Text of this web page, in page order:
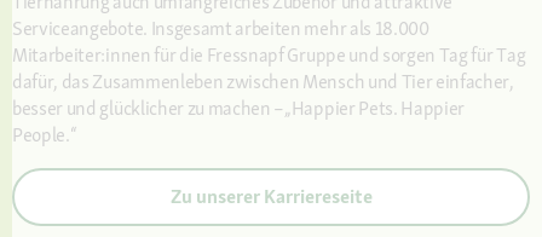
Serviceangebote. Insgesamt arbeiten mehr als 18.000
Mitarbeiter:innen für die Fressnapf Gruppe und sorgen Tag für Tag
dafür, das Zusammenleben zwischen Mensch und Tier einfacher,
besser und glücklicher zu machen –„Happier Pets. Happier
People.“
Zu unserer Karriereseite